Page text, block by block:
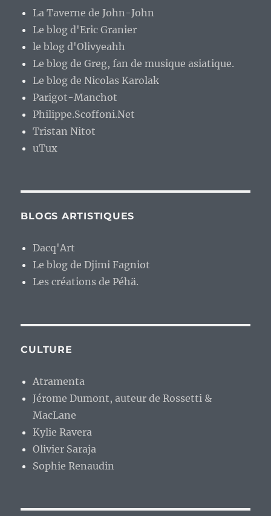
La Taverne de John-John
Le blog d'Eric Granier
le blog d'Olivyeahh
Le blog de Greg, fan de musique asiatique.
Le blog de Nicolas Karolak
Parigot-Manchot
Philippe.Scoffoni.Net
Tristan Nitot
uTux
BLOGS ARTISTIQUES
Dacq'Art
Le blog de Djimi Fagniot
Les créations de Péhä.
CULTURE
Atramenta
Jérome Dumont, auteur de Rossetti &
MacLane
Kylie Ravera
Olivier Saraja
Sophie Renaudin